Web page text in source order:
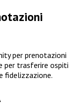
per prenotazioni
per trasferire ospiti
fidelizzazione.